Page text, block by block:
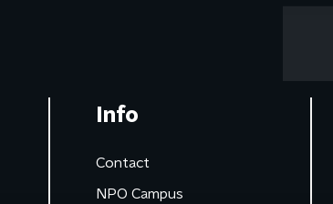
Info
Contact
NPO Campus